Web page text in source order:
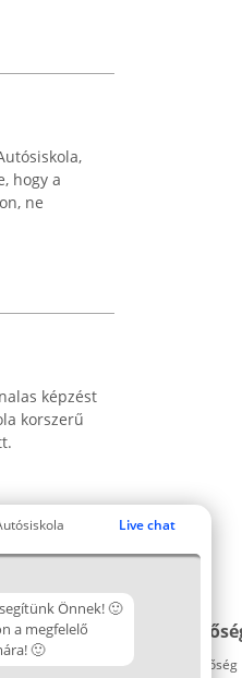
Live chat
Önnek! 🙂
a megfelelő
🙂
hogy a
ne
képzést
korszerű
Népszavazás
Nyertesek
Elérhetőség